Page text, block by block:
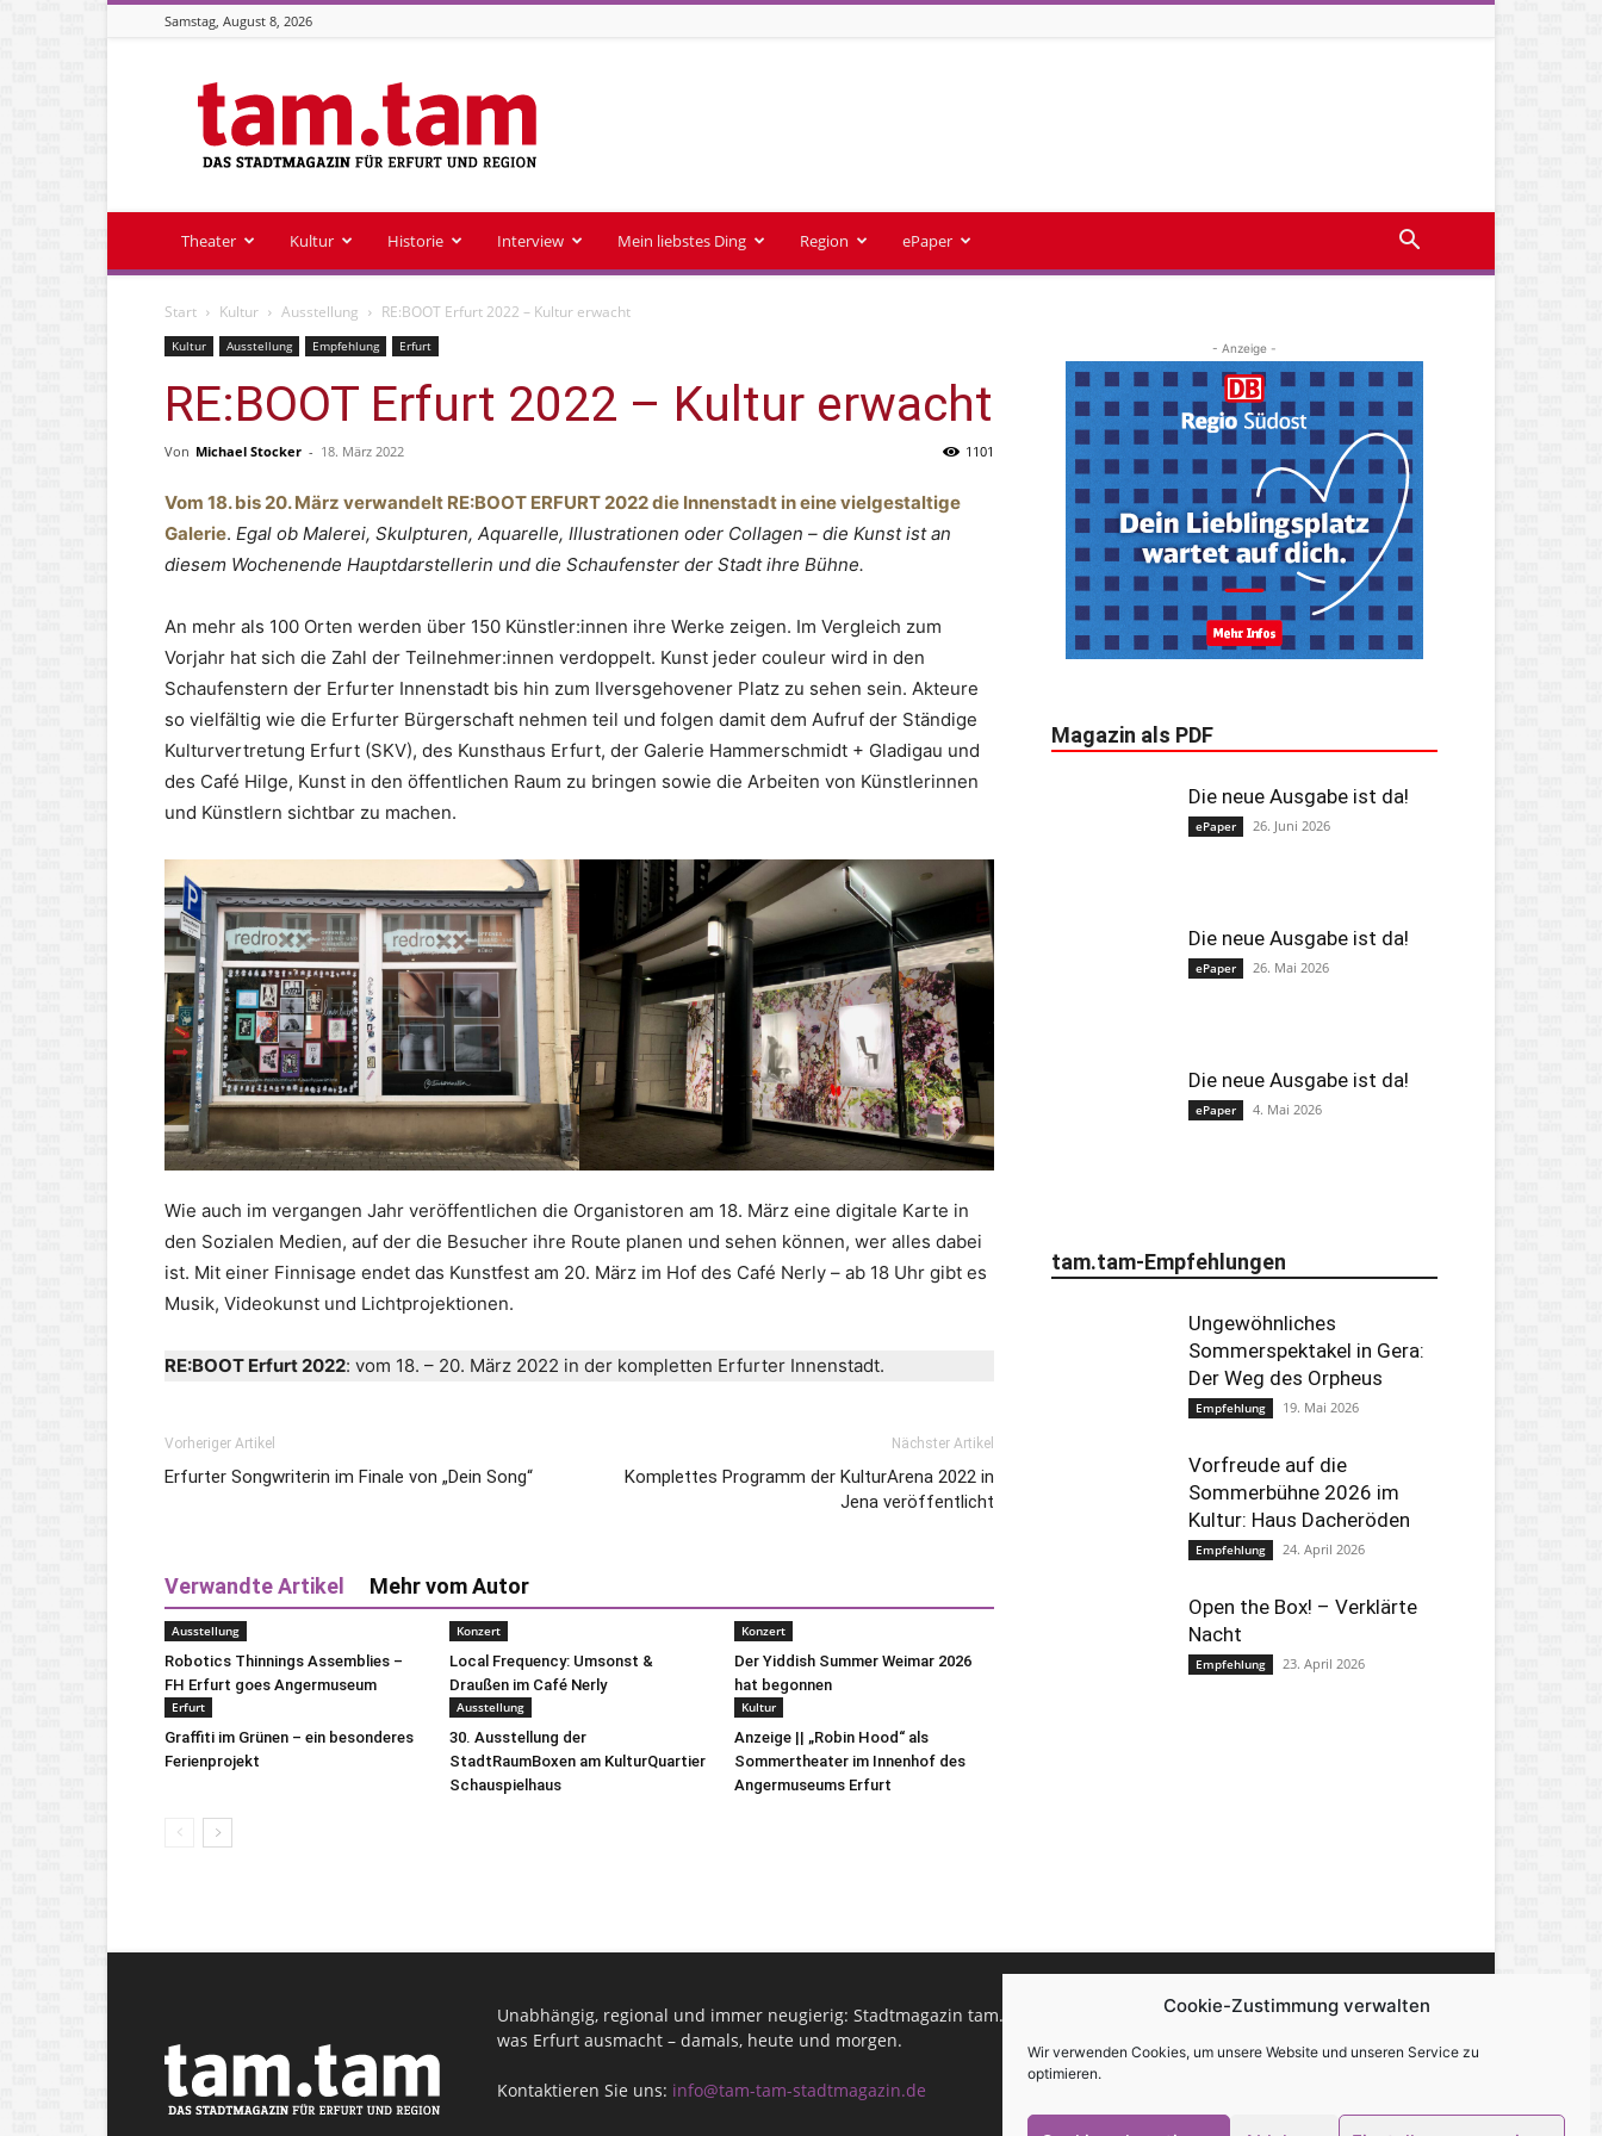
Cookie-Zustimmung verwalten
Wir verwenden Cookies, um unsere Website und unseren Service zu
optimieren.
Samstag, August 8, 2026
Stadtmagazin
tam.tam
Theater Kultur Historie Interview Mein liebstes Ding Region ePaper
Start Kultur Ausstellung RE:BOOT Erfurt 2022 – Kultur erwacht
Kultur Ausstellung Empfehlung Erfurt
RE:BOOT Erfurt 2022 – Kultur erwacht
Von Michael Stocker - 18. März 2022 1101
Vom 18. bis 20. März verwandelt RE:BOOT ERFURT 2022 die Innenstadt in eine vielgestaltige
Galerie. Egal ob Malerei, Skulpturen, Aquarelle, Illustrationen oder Collagen – die Kunst ist an
diesem Wochenende Hauptdarstellerin und die Schaufenster der Stadt ihre Bühne.
An mehr als 100 Orten werden über 150 Künstler:innen ihre Werke zeigen. Im Vergleich zum
Vorjahr hat sich die Zahl der Teilnehmer:innen verdoppelt. Kunst jeder couleur wird in den
Schaufenstern der Erfurter Innenstadt bis hin zum Ilversgehovener Platz zu sehen sein. Akteure
so vielfältig wie die Erfurter Bürgerschaft nehmen teil und folgen damit dem Aufruf der Ständige
Kulturvertretung Erfurt (SKV), des Kunsthaus Erfurt, der Galerie Hammerschmidt + Gladigau und
des Café Hilge, Kunst in den öffentlichen Raum zu bringen sowie die Arbeiten von Künstlerinnen
und Künstlern sichtbar zu machen.
Wie auch im vergangen Jahr veröffentlichen die Organistoren am 18. März eine digitale Karte in
den Sozialen Medien, auf der die Besucher ihre Route planen und sehen können, wer alles dabei
ist. Mit einer Finnisage endet das Kunstfest am 20. März im Hof des Café Nerly – ab 18 Uhr gibt es
Musik, Videokunst und Lichtprojektionen.
RE:BOOT Erfurt 2022: vom 18. – 20. März 2022 in der kompletten Erfurter Innenstadt.
Vorheriger Artikel
Erfurter Songwriterin im Finale von „Dein Song“
Nächster Artikel
Komplettes Programm der KulturArena 2022 in
Jena veröffentlicht
Verwandte Artikel Mehr vom Autor
Ausstellung
Robotics Thinnings Assemblies –
FH Erfurt goes Angermuseum
Konzert
Local Frequency: Umsonst &
Draußen im Café Nerly
Konzert
Der Yiddish Summer Weimar 2026
hat begonnen
Erfurt
Graffiti im Grünen – ein besonderes
Ferienprojekt
Ausstellung
30. Ausstellung der
StadtRaumBoxen am KulturQuartier
Schauspielhaus
Kultur
Anzeige || „Robin Hood“ als
Sommertheater im Innenhof des
Angermuseums Erfurt
- Anzeige -
Magazin als PDF
Die neue Ausgabe ist da!
ePaper 26. Juni 2026
Die neue Ausgabe ist da!
ePaper 26. Mai 2026
Die neue Ausgabe ist da!
ePaper 4. Mai 2026
tam.tam-Empfehlungen
Ungewöhnliches
Sommerspektakel in Gera:
Der Weg des Orpheus
Empfehlung 19. Mai 2026
Vorfreude auf die
Sommerbühne 2026 im
Kultur: Haus Dacheröden
Empfehlung 24. April 2026
Open the Box! – Verklärte
Nacht
Empfehlung 23. April 2026
Unabhängig, regional und immer neugierig: Stadtmagazin tam.tam informiert, berichtet und unterhält — über alles,
was Erfurt ausmacht – damals, heute und morgen.
Kontaktieren Sie uns: info@tam-tam-stadtmagazin.de